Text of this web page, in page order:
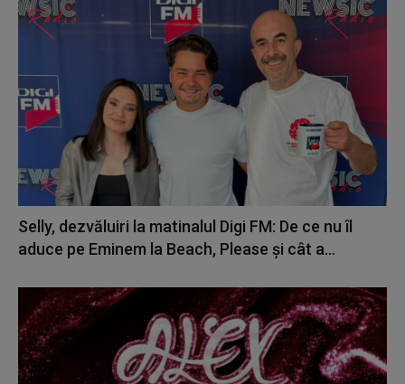
Selly, dezvăluiri la matinalul Digi FM: De ce nu îl
aduce pe Eminem la Beach, Please și cât a...